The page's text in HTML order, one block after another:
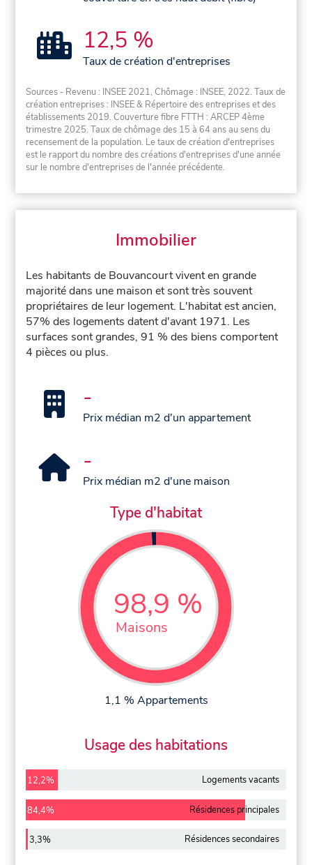
12,5 %
Taux de création d'entreprises
Sources - Revenu : INSEE 2021, Chômage : INSEE, 2022. Taux de
création entreprises : INSEE & Répertoire des entreprises et des
établissements 2019. Couverture fibre FTTH : ARCEP 4ème
trimestre 2025. Taux de chômage des 15 à 64 ans au sens du
recensement de la population. Le taux de création d'entreprises
est le rapport du nombre des créations d'entreprises d'une année
sur le nombre d'entreprises de l'année précédente.
Immobilier
Les habitants de Bouvancourt vivent en grande
majorité dans une maison et sont très souvent
propriétaires de leur logement. L'habitat est ancien,
57% des logements datent d'avant 1971. Les
surfaces sont grandes, 91 % des biens comportent
4 pièces ou plus.
-
Prix médian m2 d'un appartement
-
Prix médian m2 d'une maison
Type d'habitat
98,9 %
Maisons
1,1 % Appartements
Usage des habitations
12,2% Logements vacants
84,4% Résidences principales
3,3% Résidences secondaires